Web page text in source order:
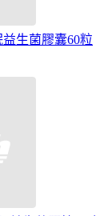
益生菌膠囊60粒